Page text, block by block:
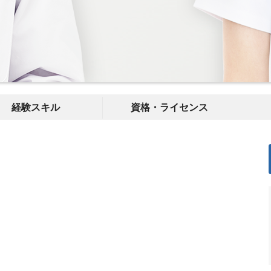
経験スキル 資格・ライセンス